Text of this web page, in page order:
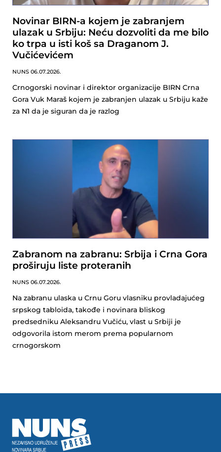
Novinar BIRN-a kojem je zabranjem
ulazak u Srbiju: Neću dozvoliti da me bilo
ko trpa u isti koš sa Draganom J.
Vučićevićem
NUNS 06.07.2026.
Crnogorski novinar i direktor organizacije BIRN Crna
Gora Vuk Maraš kojem je zabranjen ulazak u Srbiju kaže
za N1 da je siguran da je razlog
Zabranom na zabranu: Srbija i Crna Gora
proširuju liste proteranih
NUNS 06.07.2026.
Na zabranu ulaska u Crnu Goru vlasniku provladajućeg
srpskog tabloida, takođe i novinara bliskog
predsedniku Aleksandru Vučiću, vlast u Srbiji je
odgovorila istom merom prema popularnom
crnogorskom